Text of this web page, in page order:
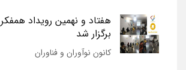
هفتاد و نهمین رویداد
برگزار شد
کانون نوآوران و فناوران